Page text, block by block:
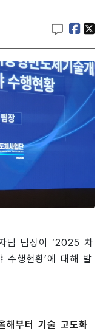
팀 팀장이 ‘2025 차
수행현황’에 대해 발
부터 기술 고도화